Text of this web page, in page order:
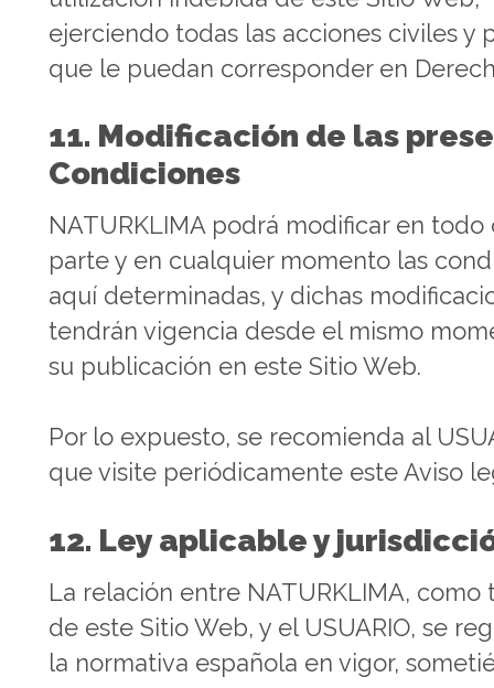
ejerciendo todas las acciones civiles y
que le puedan corresponder en
11. Modificación de las
Condiciones
NATURKLIMA podrá modificar en todo
parte y en cualquier momento las
aquí determinadas, y dichas
tendrán vigencia desde el mismo
su publicación en este Sitio Web.
Por lo expuesto, se recomienda al
que visite periódicamente este Aviso
12. Ley aplicable y
La relación entre NATURKLIMA, como
de este Sitio Web, y el USUARIO, se
la normativa española en vigor,